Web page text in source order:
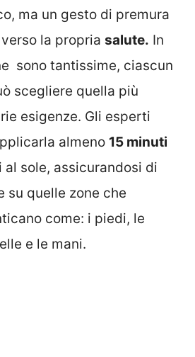
ma un gesto di premura
la propria salute. In
sono tantissime, ciascun
scegliere quella più
esigenze. Gli esperti
almeno 15 minuti
al sole, assicurandosi di
su quelle zone che
come: i piedi, le
e le mani.